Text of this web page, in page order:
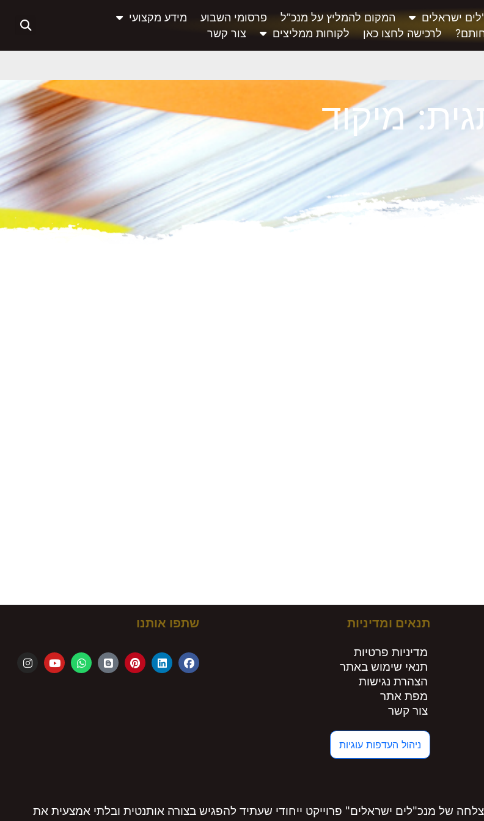
ישראלים המקום להמליץ על מנכ”ל פרסומי השבוע
מידע מקצועי
לרכישה לחצו כאן לקוחות ממליצים צור קשר
מיקוד
חותם!תנאים ומדיניות
מדיניות פרטיות
תנאי שימוש באתר
הצהרת נגישות
מפת אתר
צור קשר
ניהול העדפות עוגיות
שתפו אותנו
של מנכ"לים ישראלים" פרוייקט ייחודי שעתיד להפגיש בצורה אותנטית ובלתי אמצעית את